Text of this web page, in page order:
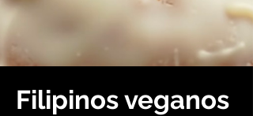
Filipinos veganos